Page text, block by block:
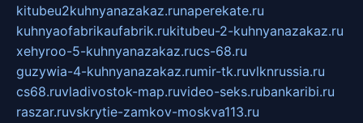
kitubeu2kuhnyanazakaz.runaperekate.ru
kuhnyaofabrikaufabrik.rukitubeu-2-kuhnyanazakaz.ru
xehyroo-5-kuhnyanazakaz.rucs-68.ru
guzywia-4-kuhnyanazakaz.rumir-tk.ruvlknrussia.ru
cs68.ruvladivostok-map.ruvideo-seks.rubankaribi.ru
raszar.ruvskrytie-zamkov-moskva113.ru